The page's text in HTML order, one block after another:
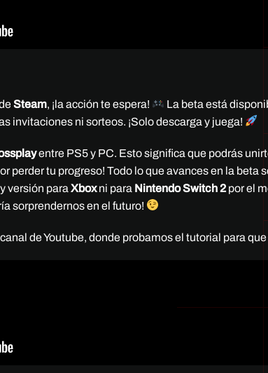
Steam, ¡la acción te espera! La beta está
invitaciones ni sorteos. ¡Solo descarga y juega!
entre PS5 y PC. Esto significa que podrás
perder tu progreso! Todo lo que avances en la
versión paraXboxni para Nintendo Switch 2 por el
sorprendernos en el futuro!
de Youtube, donde probamos el tutorial para